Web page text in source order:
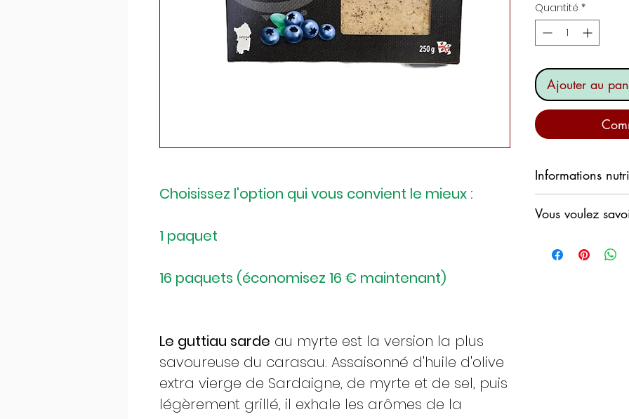
Choisissez l'option qui vous convient le mieux :
1 paquet
16 paquets (économisez 16 € maintenant)
Le guttiau sarde au myrte est la version la plus
savoureuse du carasau. Assaisonné d'huile d'olive
extra vierge de Sardaigne, de myrte et de sel, puis
légèrement grillé, il exhale les arômes de la
Quantité *
Ajouter au
Informations
MATIÈRES
GLUCIDES : 51g
Vous voulez
CARASAU de